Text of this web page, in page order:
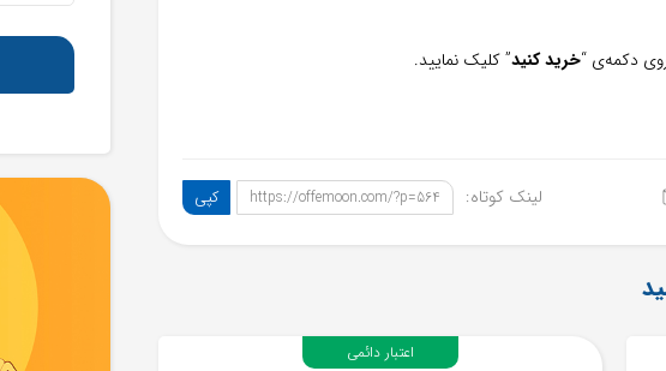
دکمه‌ی “خرید کنید” کلیک نمایید.
لینک کوتاه: https://offemoon.com/?p=564 کپی
اعتبار دائمی